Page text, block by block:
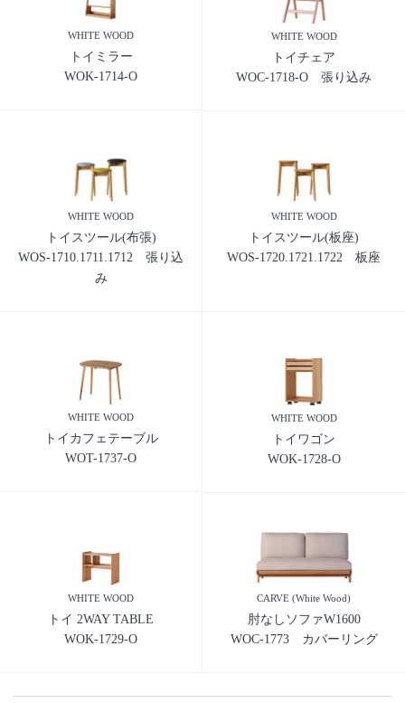
WHITE WOOD
トイミラー
WOK-1714-O
WHITE WOOD
トイチェア
WOC-1718-O 張り込み
WHITE WOOD
トイスツール(布張)
WOS-1710.1711.1712 張り込
み
WHITE WOOD
トイスツール(板座)
WOS-1720.1721.1722 板座
WHITE WOOD
トイカフェテーブル
WOT-1737-O
WHITE WOOD
トイワゴン
WOK-1728-O
WHITE WOOD
トイ 2WAY TABLE
WOK-1729-O
CARVE (White Wood)
肘なしソファW1600
WOC-1773 カバーリング